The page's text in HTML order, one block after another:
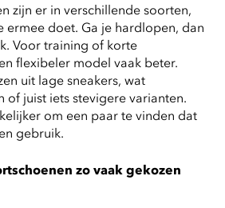
zijn er in verschillende soorten,
ermee doet. Ga je hardlopen, dan
Voor training of korte
flexibeler model vaak beter.
uit lage sneakers, wat
of juist iets stevigere varianten.
om een paar te vinden dat
gebruik.
zo vaak gekozen